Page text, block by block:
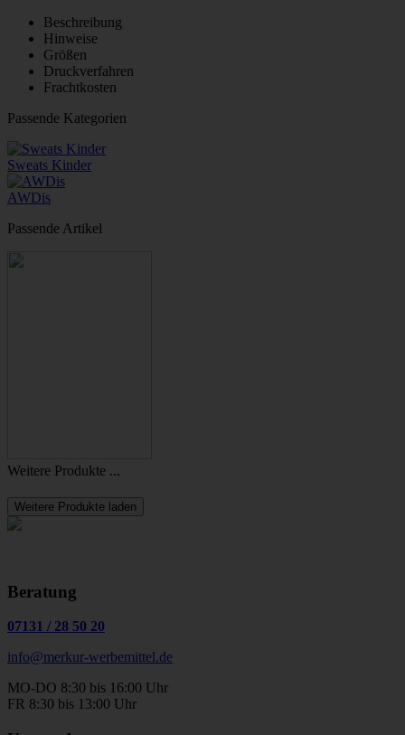
Beschreibung
Hinweise
Größen
Druckverfahren
Frachtkosten
Passende Kategorien
Sweats Kinder
AWDis
Passende Artikel
Weitere Produkte ...
Weitere Produkte laden
Beratung
07131 / 28 50 20
info@merkur-werbemittel.de
MO-DO 8:30 bis 16:00 Uhr
FR 8:30 bis 13:00 Uhr